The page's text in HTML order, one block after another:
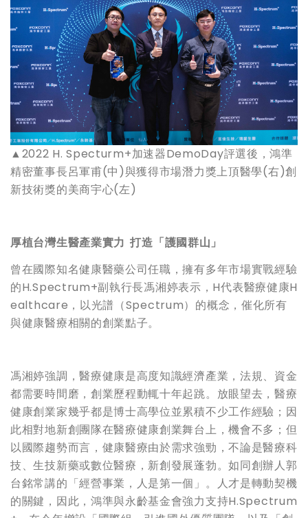
▲2022 H. Specturm+加速器DemoDay評選後，鴻準
精密董事長呂軍甫(中)與獲得市場潛力獎上頂醫學(右)創
新技術獎的美商宇心(左)
厚植台灣生醫產業實力打造「護國群山」
曾在國際知名健康醫藥公司任職，擁有多年市場實戰經驗
的H.Spectrum+副執行長馮湘婷表示，H代表醫療健康H
ealthcare，以光譜（Spectrum）的概念，催化所有
與健康醫療相關的創業點子。
馮湘婷強調，醫療健康是高度知識經濟產業，法規、資金
都需要時間磨，創業歷程動輒十年起跳。放眼望去，醫療
健康創業家幾乎都是博士高學位並累積不少工作經驗；因
此相對地新創團隊在醫療健康創業舞台上，機會不多；但
以國際趨勢而言，健康醫療由於需求強勁，不論是醫療科
技、生技新藥或數位醫療，新創發展蓬勃。如同創辦人郭
台銘常講的「經營事業，人是第一個」。人才是轉動契機
的關鍵，因此，鴻準與永齡基金會強力支持H.Spectrum